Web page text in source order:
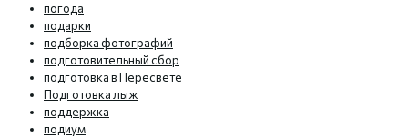
погода
подарки
подборка фотографий
подготовительный сбор
подготовка в Пересвете
Подготовка лыж
поддержка
подиум